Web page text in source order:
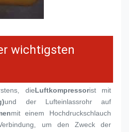
wichtigsten
dieLuftkompressorist mit
und der Lufteinlassrohr auf
mit einem Hochdruckschlauch
um den Zweck der